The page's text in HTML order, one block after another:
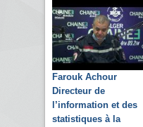
Farouk Achour
Directeur de
l’information et des
statistiques à la